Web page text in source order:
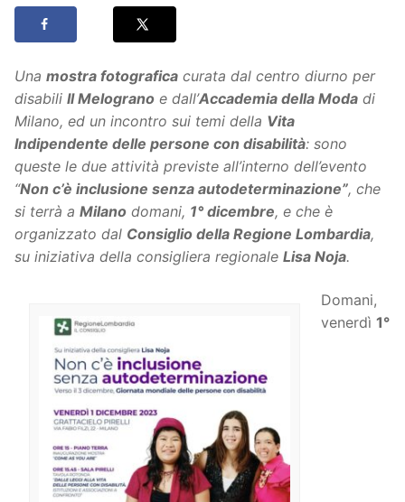
Una mostra fotografica curata dal centro diurno per
disabili Il Melograno e dall’Accademia della Moda di
Milano, ed un incontro sui temi della Vita
Indipendente delle persone con disabilità: sono
queste le due attività previste all’interno dell’evento
“Non c’è inclusione senza autodeterminazione”, che
si terrà a Milano domani, 1° dicembre, e che è
organizzato dal Consiglio della Regione Lombardia,
su iniziativa della consigliera regionale Lisa Noja.
Domani,
venerdì 1°